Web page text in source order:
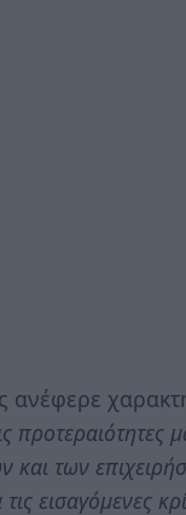
προτεραιότητες
και των
τις εισαγόμενες